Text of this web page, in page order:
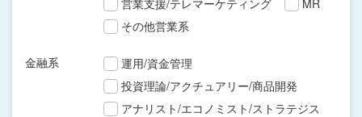
営業支援/テレマーケティング
MR
その他営業系
金融系
運用/資金管理
投資理論/アクチュアリー/商品開発
アナリスト/エコノミスト/ストラテジス